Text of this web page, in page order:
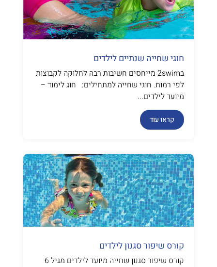
חוגי שחייה שנתיים לילדים
ב2swim מייחסים חשיבות רבה לחלוקה לקבוצות
לפי רמות. חוגי שחייה למתחילים: חוג לימוד –
מיועד לילדים...
קראו עוד
קורס שיפור סגנון לילדים
קורס שיפור סגנון שחייה מיועד לילדים מגיל 6